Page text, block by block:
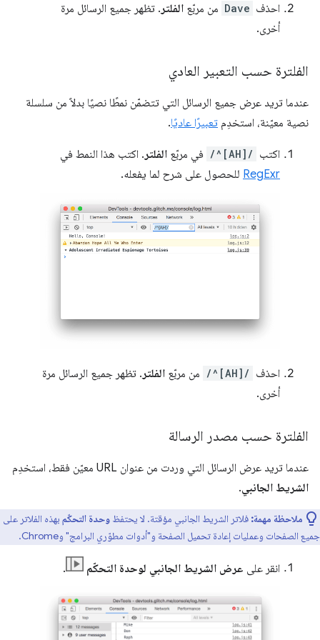
احذف Dave من مربّع الفلتر . تظهر جميع الرسائل مرة
أخرى.
الفلترة حسب التعبير العادي
عندما تريد عرض جميع الرسائل التي تتضمّن نمطًا نصيًا بدلاً من سلسلة
نصية معيّنة، استخدِم تعبيرًا عاديًا.
اكتب /^[AH]/ في مربّع الفلتر . اكتب هذا النمط في
RegExr للحصول على شرح لما يفعله.
احذف /^[AH]/ من مربّع الفلتر . تظهر جميع الرسائل مرة
أخرى.
الفلترة حسب مصدر الرسالة
عندما تريد عرض الرسائل التي وردت من عنوان URL معيّن فقط، استخدِم
الشريط الجانبي.
ملاحظة مهمة: فلاتر الشريط الجانبي مؤقتة. لا يحتفظ وحدة التحكّم بهذه الفلاتر على
جميع الصفحات وعمليات إعادة تحميل الصفحة و"أدوات مطوّري البرامج" وChrome.
انقر على عرض الشريط الجانبي لوحدة التحكّم .